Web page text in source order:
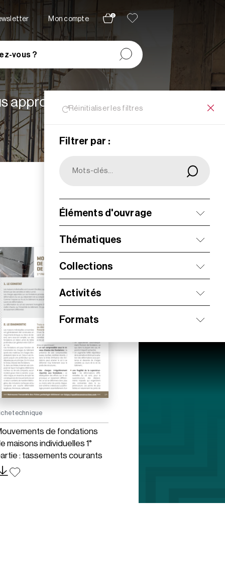
Mon compte
0
vous ?
Réinitialiser les filtres
Filtrer par :
Éléments d'ouvrage
Thématiques
Collections
Activités
Formats
appropriées à vos
technique
de fondations
maisons individuelles 1°
: tassements courants